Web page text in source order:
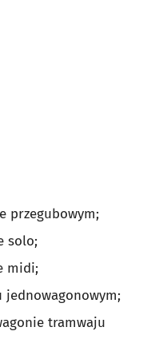
przegubowym;
solo;
midi;
jednowagonowym;
tramwaju